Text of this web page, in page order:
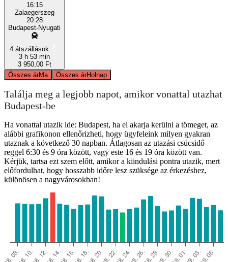
16:15
Zalaegerszeg
20:28
Budapest-Nyugati
4 átszállások
3 h 53 min
3 950,00 Ft
Összes árMa Összes árHolnap
Találja meg a legjobb napot, amikor vonattal utazhat
Budapest-be
Ha vonattal utazik ide: Budapest, ha el akarja kerülni a tömeget, az
alábbi grafikonon ellenőrizheti, hogy ügyfeleink milyen gyakran
utaznak a következő 30 napban. Átlagosan az utazási csúcsidő
reggel 6:30 és 9 óra között, vagy este 16 és 19 óra között van.
Kérjük, tartsa ezt szem előtt, amikor a kiindulási pontra utazik, mert
előfordulhat, hogy hosszabb időre lesz szüksége az érkezéshez,
különösen a nagyvárosokban!